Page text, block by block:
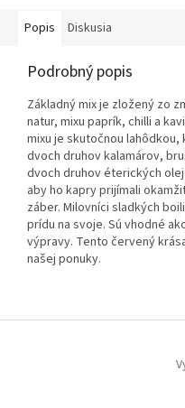
Popis Diskusia
Podrobný popis
Základnýmixje zložený zo
natur, mixu paprík, chilli a
mixu je skutočnou lahôdkou,
dvoch druhovkalamárov,
dvoch druhovéterických
aby ho kapryprijímali
záber. Milovníci sladkých
prídu na svoje. Sú vhodné
výpravy. Tento červený
našej ponuky.
Z